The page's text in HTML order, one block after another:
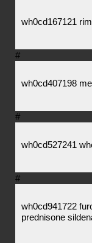
wh0cd167121
#
wh0cd407198
#
wh0cd527241
#
wh0cd941722
prednisone